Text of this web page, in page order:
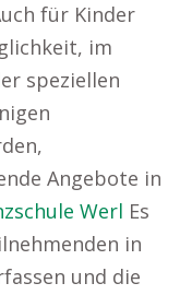
für Kinder
im
speziellen
Angebote in
Werl Es
in
und die